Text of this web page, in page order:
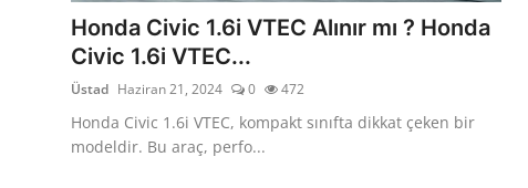
Oto Bilgi
Honda Civic 1.6i VTEC Alınır mı ? Honda
Civic 1.6i VTEC...
Üstad Haziran 21, 2024 0 472
Honda Civic 1.6i VTEC, kompakt sınıfta dikkat çeken bir
modeldir. Bu araç, perfo...